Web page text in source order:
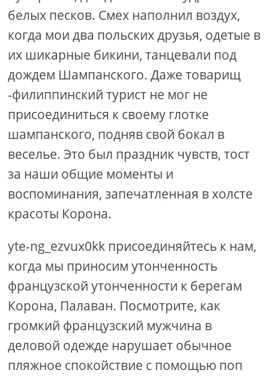
белых песков. Смех наполнил воздух,
когда мои два польских друзья, одетые в
их шикарные бикини, танцевали под
дождем Шампанского. Даже товарищ
-филиппинский турист не мог не
присоединиться к своему глотке
шампанского, подняв свой бокал в
веселье. Это был праздник чувств, тост
за наши общие моменты и
воспоминания, запечатленная в холсте
красоты Корона.
yte-ng_ezvux0kk присоединяйтесь к нам,
когда мы приносим утонченность
французской утонченности к берегам
Корона, Палаван. Посмотрите, как
громкий французский мужчина в
деловой одежде нарушает обычное
пляжное спокойствие с помощью поп